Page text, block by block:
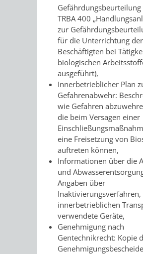
/
TRBA 400
zur
für die Unterrichtung der
Beschäftigten bei
biologischen
ausgeführt),
Innerbetrieblicher Plan
Gefahrenabwehr:
wie Gefahren
die beim Versagen einer
eine Freisetzung von
auftreten können,
Informationen über die
und
Angaben über
Inaktivierungsverfahren,
innerbetrieblichen
verwendete Geräte,
Genehmigung nach
Gentechnikrecht: Kopie